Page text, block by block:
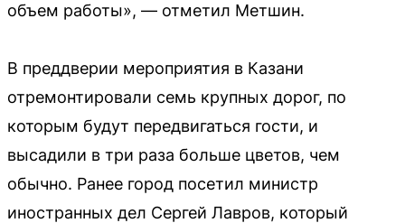
объем работы», — отметил Метшин.
В преддверии мероприятия в Казани
отремонтировали семь крупных дорог, по
которым будут передвигаться гости, и
высадили в три раза больше цветов, чем
обычно. Ранее город посетил министр
иностранных дел Сергей Лавров, который